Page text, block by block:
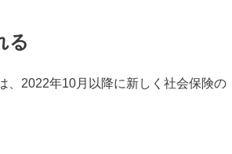
る
、2022年10月以降に新しく社会保険の